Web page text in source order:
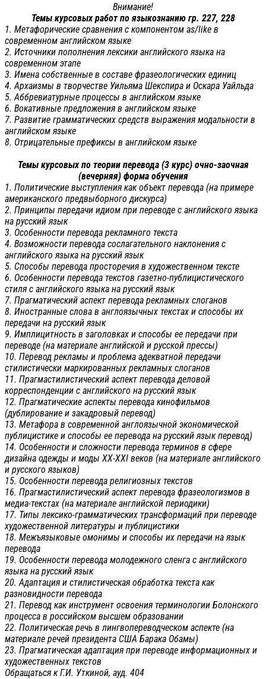
Внимание!
Темы курсовых работ по языкознанию гр. 227, 228
1. Метафорические сравнения с компонентом as/like в
современном английском языке
2. Источники пополнения лексики английского языка на
современном этапе
3. Имена собственные в составе фразеологических единиц
4. Архаизмы в творчестве Уильяма Шекспира и Оскара Уайльда
5. Аббревиатурные процессы в английском языке
6. Вокативные предложения в английском языке
7. Развитие грамматических средств выражения модальности в
английском языке
8. Отрицательные префиксы в английском языке
Темы курсовых по теории перевода (3 курс) очно-заочная
(вечерняя) форма обучения
1. Политические выступления как объект перевода (на примере
американского предвыборного дискурса)
2. Принципы передачи идиом при переводе с английского языка
на русский язык
3. Особенности перевода рекламного текста
4. Возможности перевода сослагательного наклонения с
английского языка на русский язык
5. Способы перевода просторечия в художественном тексте
6. Особенности перевода текстов газетно-публицистического
стиля с английского языка на русский язык
7. Прагматический аспект перевода рекламных слоганов
8. Иностранные слова в англоязычных текстах и способы их
передачи на русский язык
9. Имплицитность в заголовках и способы ее передачи при
переводе (на материале английской и русской прессы)
10. Перевод рекламы и проблема адекватной передачи
стилистически маркированных рекламных слоганов
11. Прагмастилистический аспект перевода деловой
корреспонденции с английского на русский язык
12. Прагматические аспекты перевода кинофильмов
(дублирование и закадровый перевод)
13. Метафора в современной англоязычной экономической
публицистике и способы ее перевода на русский язык перевод)
14. Особенности и сложности перевода терминов в сфере
дизайна одежды и моды ХХ-XXI веков (на материале английского
и русского языков)
15. Особенности перевода религиозных текстов
16. Прагмастилистический аспект перевода фразеологизмов в
медиа-текстах (на материале английской периодики)
17. Типы лексико-грамматических трансформаций при переводе
художественной литературы и публицистики
18. Межъязыковые омонимы и способы их передачи на язык
перевода
19. Особенности перевода молодежного сленга с английского
языка на русский язык
20. Адаптация и стилистическая обработка текста как
разновидности перевода
21. Перевод как инструмент освоения терминологии Болонского
процесса в российском высшем образовании
22. Политическая речь в лингвопереводческом аспекте (на
материале речей президента США Барака Обамы)
23. Прагматическая адаптация при переводе информационных и
художественных текстов
Обращаться к Г.И. Уткиной, ауд. 404